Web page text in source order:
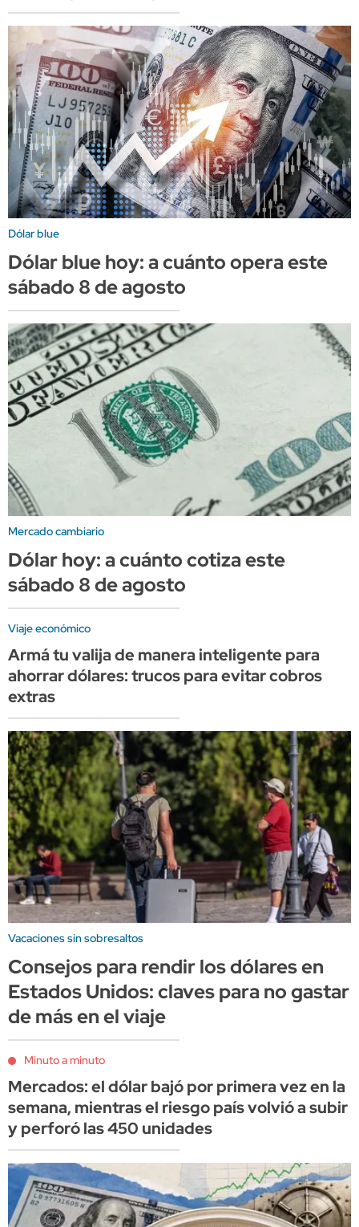
Dólar blue
Dólar blue hoy: a cuánto opera este
sábado 8 de agosto
Mercado cambiario
Dólar hoy: a cuánto cotiza este
sábado 8 de agosto
Viaje económico
Armá tu valija de manera inteligente para
ahorrar dólares: trucos para evitar cobros
extras
Vacaciones sin sobresaltos
Consejos para rendir los dólares en
Estados Unidos: claves para no gastar
de más en el viaje
Minuto a minuto
Mercados: el dólar bajó por primera vez en la
semana, mientras el riesgo país volvió a subir
y perforó las 450 unidades